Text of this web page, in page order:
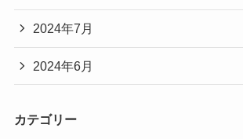
2024年7月
2024年6月
カテゴリー